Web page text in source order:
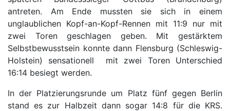
antreten. Am Ende mussten sie sich in einem
unglaublichen Kopf-an-Kopf-Rennen mit 11:9 nur mit
zwei Toren geschlagen geben. Mit gestärktem
Selbstbewusstsein konnte dann Flensburg (Schleswig-
Holstein) sensationell mit zwei Toren Unterschied
16:14 besiegt werden.
In der Platzierungsrunde um Platz fünf gegen Berlin
stand es zur Halbzeit dann sogar 14:8 für die KRS.